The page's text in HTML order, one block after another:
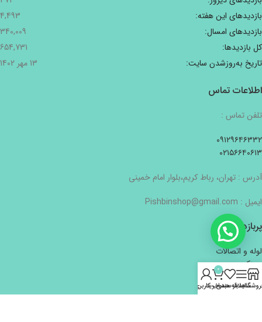
بازدیدهای این هفته:
4,493
بازدیدهای امسال:
340,009
کل بازدیدها:
654,731
تاریخ به‌روزشدن سایت:
13 مهر 1402
اطلاعات تماس
تلفن تماس :
۰۹۱۲۹۶۴۶۳۳۲
۰۲۱۵۶۶۴۰۶۱۳
آدرس : تهران، رباط کریم،بلوار امام خمینی
ایمیل : Pishbinshop@gmail.com
پربازدیدترین
لوله و اتصالات
سینک
ابزار آلات دستی
لوازم الکتریکی
سایدبار
علاقه مندی
0
سبد خرید
حساب کاربری من